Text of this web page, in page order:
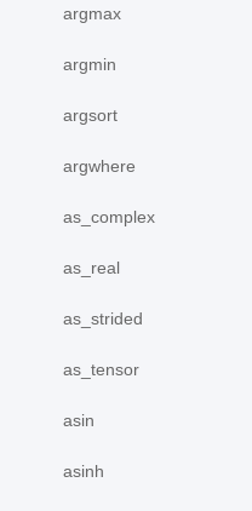
argmax
argmin
argsort
argwhere
as_complex
as_real
as_strided
as_tensor
asin
asinh